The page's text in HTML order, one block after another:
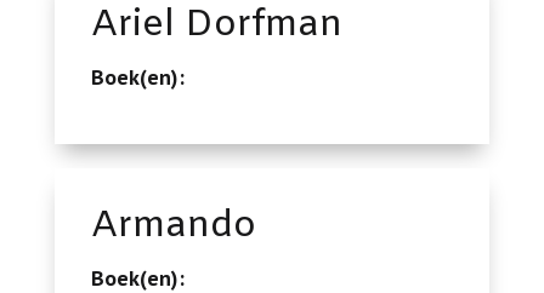
Ariel Dorfman
Boek(en):
Armando
Boek(en):